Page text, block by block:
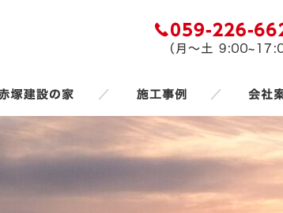
／ ／